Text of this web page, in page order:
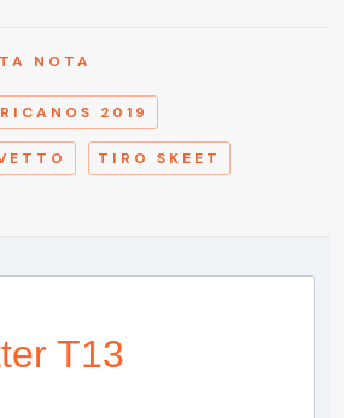
NOTA
2019
TIRO SKEET
T13